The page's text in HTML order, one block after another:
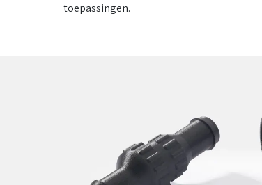
toepassingen.